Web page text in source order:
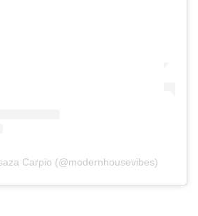
Carpio (@modernhousevibes)